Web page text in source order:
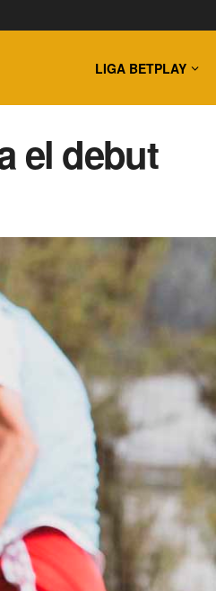
LIGA BETPLAY
el debut